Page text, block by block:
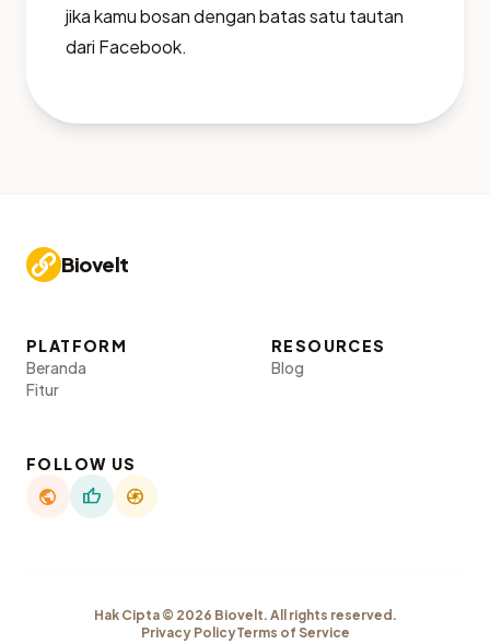
jika kamu bosan dengan batas satu tautan
dari Facebook.
Biovelt
PLATFORM
Beranda
Fitur
RESOURCES
Blog
FOLLOW US
public thumb_up camera
Hak Cipta © 2026 Biovelt. All rights reserved.
Privacy PolicyTerms of Service